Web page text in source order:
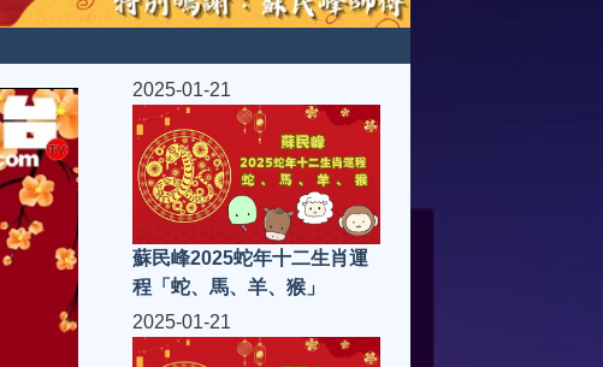
2025-01-21
蘇民峰2025蛇年十二生肖運
程「蛇、馬、羊、猴」
2025-01-21